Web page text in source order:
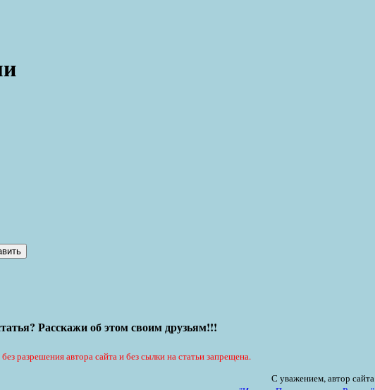
Расскажи об этом своим друзьям!!!
разрешения автора сайта и без сылки на статьи запрещена.
С уважением, автор сайта